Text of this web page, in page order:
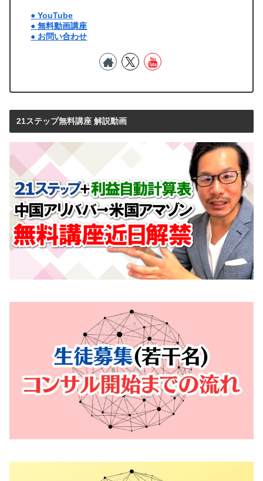
● YouTube
● 無料動画講座
● お問い合わせ
21ステップ無料講座 解説動画